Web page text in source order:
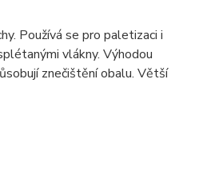
Používá se pro paletizaci i
vlákny. Výhodou
znečištění obalu. Větší